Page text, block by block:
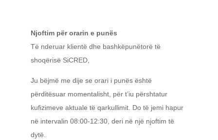
Njoftim për orarin e punës
Të nderuar klientë dhe bashkëpunëtorë të
shoqërisë SiCRED,
Ju bëjmë me dije se orari i punës është
përditësuar momentalisht, për t’iu përshtatur
kufizimeve aktuale të qarkullimit. Do të jemi hapur
në intervalin 08:00-12:30, deri në një njoftim të
dytë.